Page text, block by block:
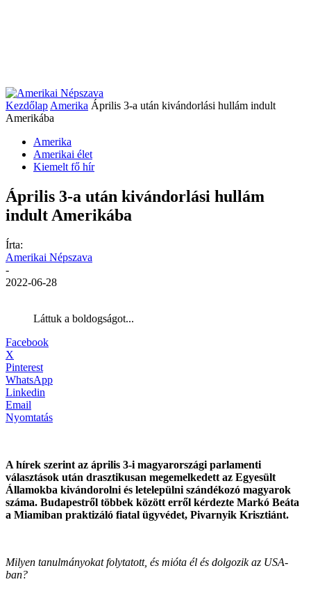
Kezdőlap Amerika Április 3-a után kivándorlási hullám indult
Amerikába
Amerika
Amerikai élet
Kiemelt fő hír
Április 3-a után kivándorlási hullám
indult Amerikába
Írta:
Amerikai Népszava
-
2022-06-28
Láttuk a boldogságot...
Facebook
X
Pinterest
WhatsApp
Linkedin
Email
Nyomtatás
A hírek szerint az április 3-i magyarországi parlamenti
választások után drasztikusan megemelkedett az Egyesült
Államokba kivándorolni és letelepülni szándékozó magyarok
száma. Budapestről többek között erről kérdezte Markó Beáta
a Miamiban praktizáló fiatal ügyvédet, Pivarnyik Krisztiánt.
Milyen tanulmányokat folytatott, és mióta él és dolgozik az USA-
ban?